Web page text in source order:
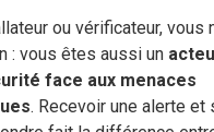
ou vérificateur, vous
: vous êtes aussi un
face aux menaces
. Recevoir une alerte et